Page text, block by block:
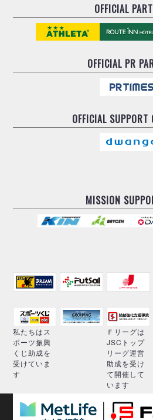
ポルセイド浜田
ミラクルスマイル新居浜
OFFICIAL
OFFICIALPR
OFFICIAL SUPPORT
MISSION
私たちはス
ポーツ振興
くじ助成を
受けていま
す
Ｆリーグは
JSCトップ
リーグ運営
助成を受け
て開催して
います